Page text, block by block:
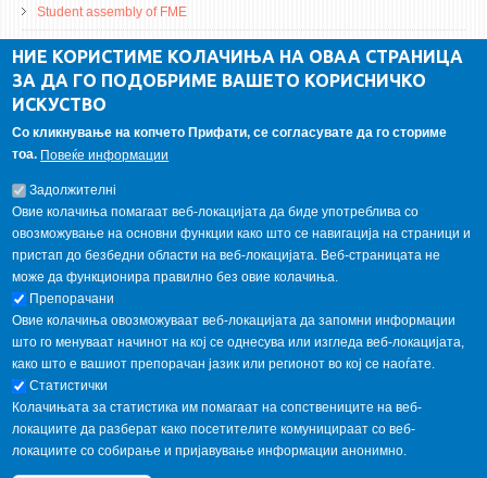
Student assembly of FME
Da Vinci Magazinne
Alumni association
GALLERY
НИЕ КОРИСТИМЕ КОЛАЧИЊА НА ОВАА СТРАНИЦА
ЗА ДА ГО ПОДОБРИМЕ ВАШЕТО КОРИСНИЧКО
ИСКУСТВО
Со кликнување на копчето Прифати, се согласувате да го сториме
тоа. Повеќе информации
Задолжителнi
Овие колачиња помагаат веб-локацијата да биде употреблива со
овозможување на основни функции како што се навигација на страници и
пристап до безбедни области на веб-локацијата. Веб-страницата не
може да функционира правилно без овие колачиња.
Препорачани
Овие колачиња овозможуваат веб-локацијата да запомни информации
што го менуваат начинот на кој се однесува или изгледа веб-локацијата,
како што е вашиот препорачан јазик или регионот во кој се наоѓате.
Статистички
Колачињата за статистика им помагаат на сопствениците на веб-
локациите да разберат како посетителите комуницираат со веб-
локациите со собирање и пријавување информации анонимно.